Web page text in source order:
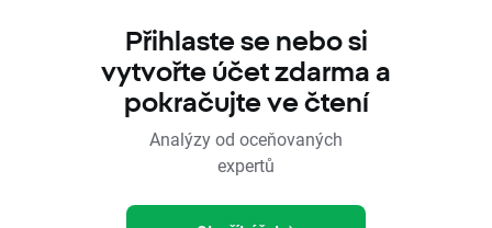
Přihlaste se nebo si
vytvořte účet zdarma a
pokračujte ve čtení
Analýzy od oceňovaných
expertů